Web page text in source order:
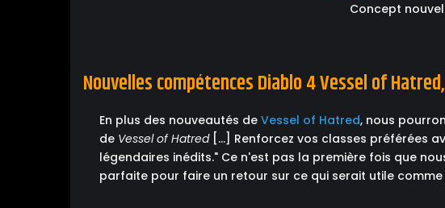
Concept
Nouvelles compétences Diablo 4 Vessel of
En plus des nouveautés de Vessel of Hatred, nous
de Vessel of Hatred[...] Renforcez vos classes préférées
légendaires inédits." Ce n'est pas la première fois que
parfaite pour faire un retour sur ce qui serait utile